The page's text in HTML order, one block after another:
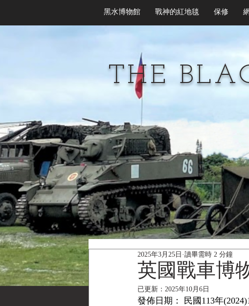
黑水博物館 戰神的紅地毯 保修
THE
英國戰車博
2025年3月25日 讀畢需時 2 分鐘
已更新： 2025年10月6日
發佈日期： 民國113年